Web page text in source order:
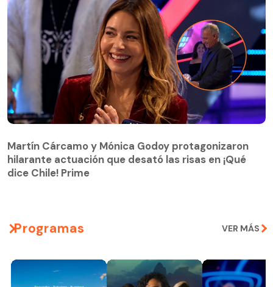
hilarante actuación que desató las risas en ¡Qué
dice Chile! Prime
Martín Cárcamo y Mónica Godoy protagonizaron
hilarante actuación que desató las risas en ¡Qué
dice Chile! Prime
Programas VER MÁS